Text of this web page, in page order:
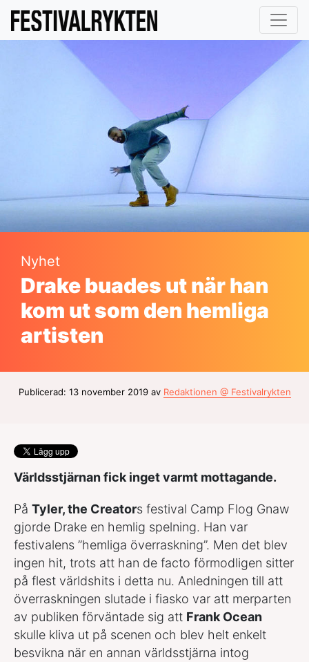
Nyhet
Drake buades ut när han
kom ut som den hemliga
artisten
Publicerad: 13 november 2019 av Redaktionen @ Festivalrykten
Världsstjärnan fick inget varmt mottagande.
På Tyler, the Creators festival Camp Flog Gnaw
gjorde Drake en hemlig spelning. Han var
festivalens ”hemliga överraskning”. Men det blev
ingen hit, trots att han de facto förmodligen sitter
på flest världshits i detta nu. Anledningen till att
överraskningen slutade i fiasko var att merparten
av publiken förväntade sig att Frank Ocean
skulle kliva ut på scenen och blev helt enkelt
besvikna när en annan världsstjärna intog